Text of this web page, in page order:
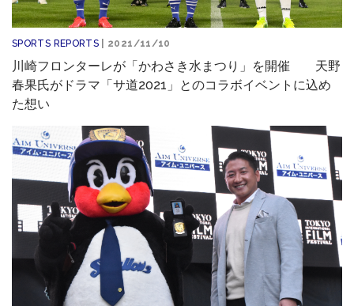
SPORTS REPORTS | 2021/11/10
川崎フロンターレが「かわさき水まつり」を開催 天野
春果氏がドラマ「サ道2021」とのコラボイベントに込め
た想い